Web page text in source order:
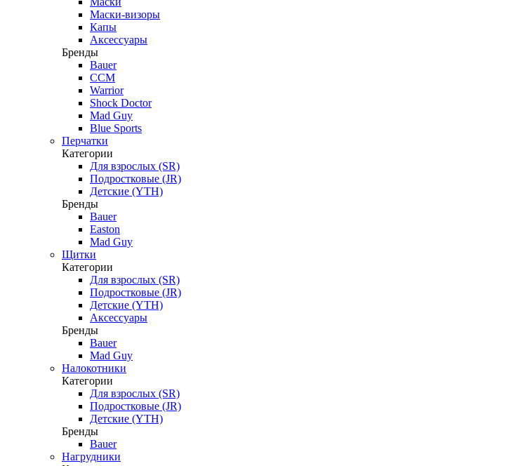
Маски-визоры
Капы
Аксессуары
Бренды
Bauer
CCM
Warrior
Shock Doctor
Mad Guy
Blue Sports
Перчатки
Категории
Для взрослых (SR)
Подростковые (JR)
Детские (YTH)
Бренды
Bauer
Easton
Mad Guy
Щитки
Категории
Для взрослых (SR)
Подростковые (JR)
Детские (YTH)
Аксессуары
Бренды
Bauer
Mad Guy
Налокотники
Категории
Для взрослых (SR)
Подростковые (JR)
Детские (YTH)
Бренды
Bauer
Нагрудники